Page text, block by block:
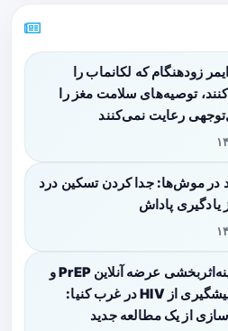
زودهنگام که لکانماب را
توصیه‌های سلامت مغز را
رعایت نمی‌کنند
در موش‌ها: جدا کردن تسکین درد
یادگیری پاداش
ارزیابی هزینه‌اثربخشی عرضه آنلاین PrEP و
PEP برای پیشگیری از HIV در غرب کنیا:
از یک مطالعه جدید